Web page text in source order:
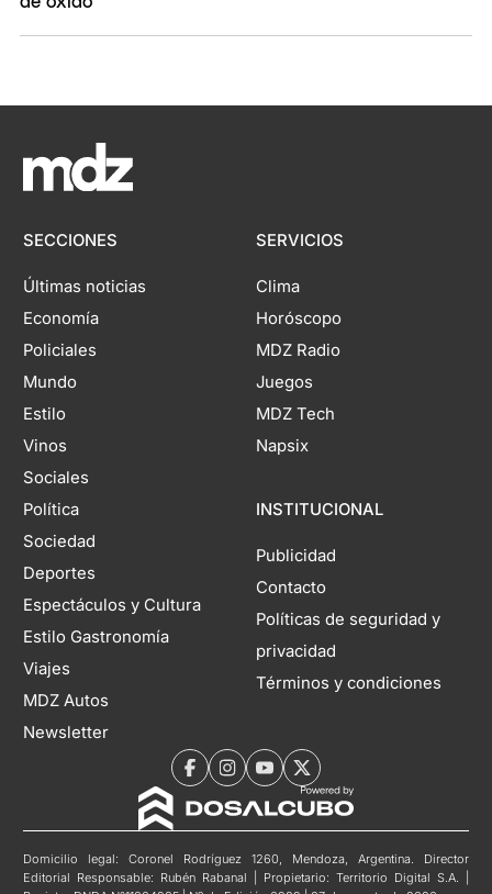
SECCIONES
Últimas noticias
Economía
Policiales
Mundo
Estilo
Vinos
Sociales
Política
Sociedad
Deportes
Espectáculos y Cultura
Estilo Gastronomía
Viajes
MDZ Autos
Newsletter
SERVICIOS
Clima
Horóscopo
MDZ Radio
Juegos
MDZ Tech
Napsix
INSTITUCIONAL
Publicidad
Contacto
Políticas de seguridad y
privacidad
Términos y condiciones
Domicilio legal: Coronel Rodríguez 1260, Mendoza, Argentina. Director
Editorial Responsable: Rubén Rabanal | Propietario: Territorio Digital S.A. |